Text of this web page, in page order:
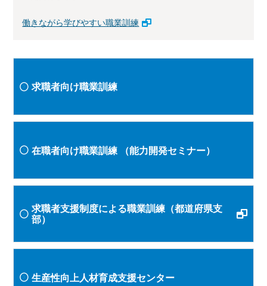
働きながら学びやすい職業訓練
求職者向け職業訓練
在職者向け職業訓練 （能力開発セミナー）
求職者支援制度による職業訓練（都道府県支
部）
生産性向上人材育成支援センター